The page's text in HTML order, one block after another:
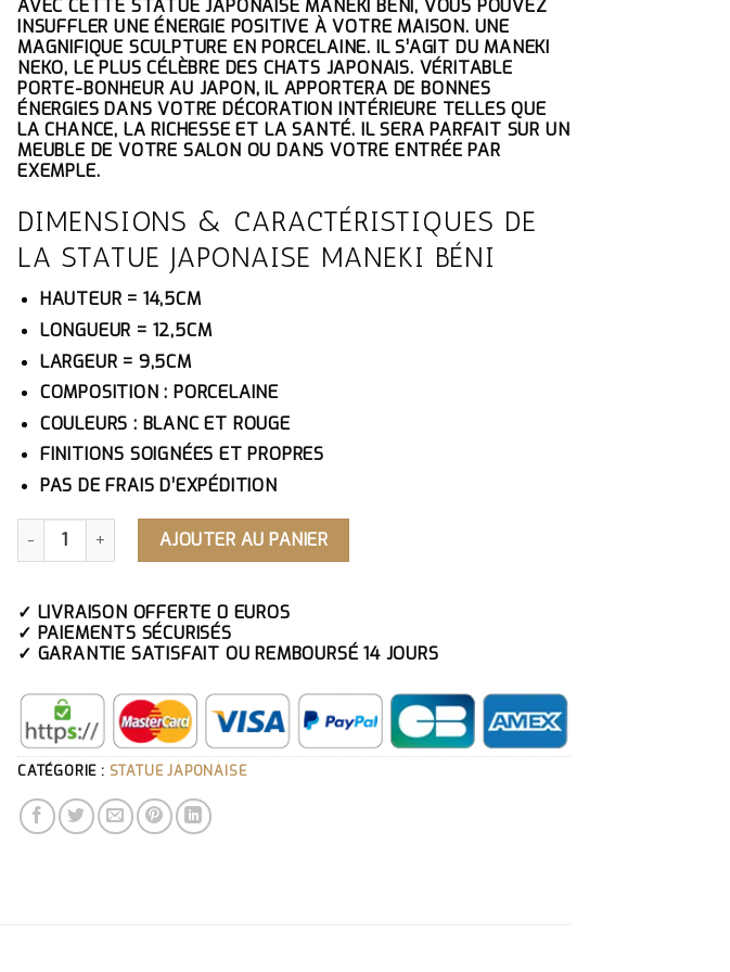
INITIAL
ÉTAIT :
72.10€.
ACTUEL
EST :
68.50€.
AVEC CETTE STATUE JAPONAISE MANEKI BÉNI, VOUS POUVEZ
INSUFFLER UNE ÉNERGIE POSITIVE À VOTRE MAISON. UNE
MAGNIFIQUE SCULPTURE EN PORCELAINE. IL S’AGIT DU MANEKI
NEKO, LE PLUS CÉLÈBRE DES CHATS JAPONAIS. VÉRITABLE
PORTE-BONHEUR AU JAPON, IL APPORTERA DE BONNES
ÉNERGIES DANS VOTRE DÉCORATION INTÉRIEURE TELLES QUE
LA CHANCE, LA RICHESSE ET LA SANTÉ. IL SERA PARFAIT SUR UN
MEUBLE DE VOTRE SALON OU DANS VOTRE ENTRÉE PAR
EXEMPLE.
DIMENSIONS & CARACTÉRISTIQUES DE
LA STATUE JAPONAISE MANEKI BÉNI
HAUTEUR = 14,5CM
LONGUEUR = 12,5CM
LARGEUR = 9,5CM
COMPOSITION : PORCELAINE
COULEURS : BLANC ET ROUGE
FINITIONS SOIGNÉES ET PROPRES
PAS DE FRAIS D’EXPÉDITION
QUANTITÉ DE STATUE JAPONAISE MANEKI BÉNI
AJOUTER AU PANIER
✓ LIVRAISON OFFERTE 0 EUROS
✓ PAIEMENTS SÉCURISÉS
✓ GARANTIE SATISFAIT OU REMBOURSÉ 14 JOURS
CATÉGORIE : STATUE JAPONAISE